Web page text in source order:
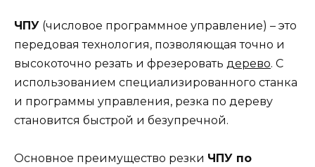
ЧПУ (числовое программное управление) – это
передовая технология, позволяющая точно и
высокоточно резать и фрезеровать дерево. С
использованием специализированного станка
и программы управления, резка по дереву
становится быстрой и безупречной.
Основное преимущество резки ЧПУ по